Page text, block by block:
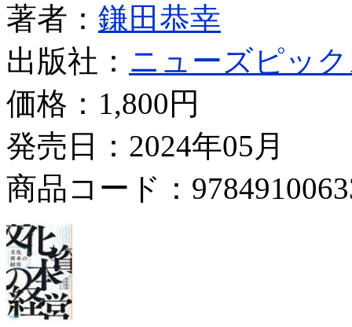
著者： 鎌田恭幸
出版社： ニューズピッ
価格： 1,800円
発売日：2024年05月
商品コード：